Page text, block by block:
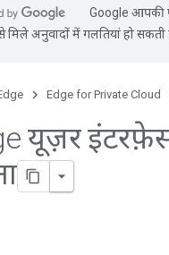
Google आपकी
अनुवादों में गलतियां हो सकती
Edge for Private Cloud
यूज़र